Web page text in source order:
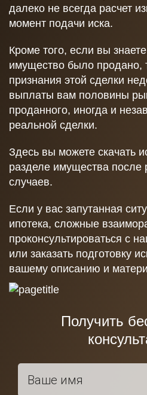
далеко не всегда расчет
момент подачи иска.
Кроме того, если вы
имущество было продано,
признания этой сделки
выплаты вам половины
проданного, иногда и
реальной сделки.
Здесь вы можете скачать
разделе имущества
случаев.
Если у вас запутанная
ипотека, сложные
проконсультироваться с
или заказать подготовку
вашему описанию и
Получить